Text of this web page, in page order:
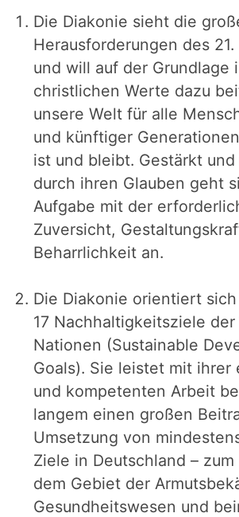
Die Diakonie sieht die
Herausforderungen des
und will auf der Grundlage
christlichen Werte dazu
unsere Welt für alle
und künftiger
ist und bleibt. Gestärkt
durch ihren Glauben geht
Aufgabe mit der
Zuversicht,
Beharrlichkeit an.
Die Diakonie orientiert
17 Nachhaltigkeitsziele
Nationen (Sustainable
Goals). Sie leistet mit ihrer
und kompetenten Arbeit
langem einen großen
Umsetzung von
Ziele in Deutschland –
dem Gebiet der
Gesundheitswesen und